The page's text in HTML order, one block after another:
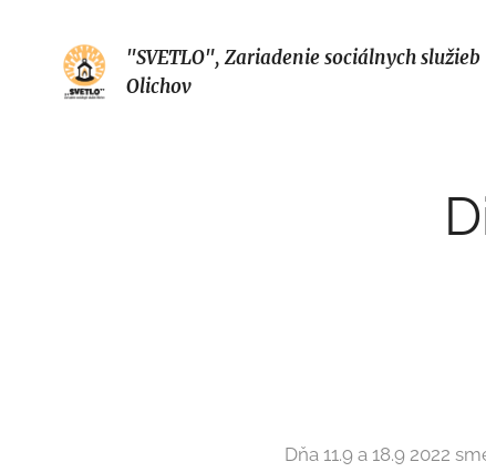
"SVETLO", Zariadenie sociálnych služieb
Olichov
Dňa 11.9 a 18.9 2022